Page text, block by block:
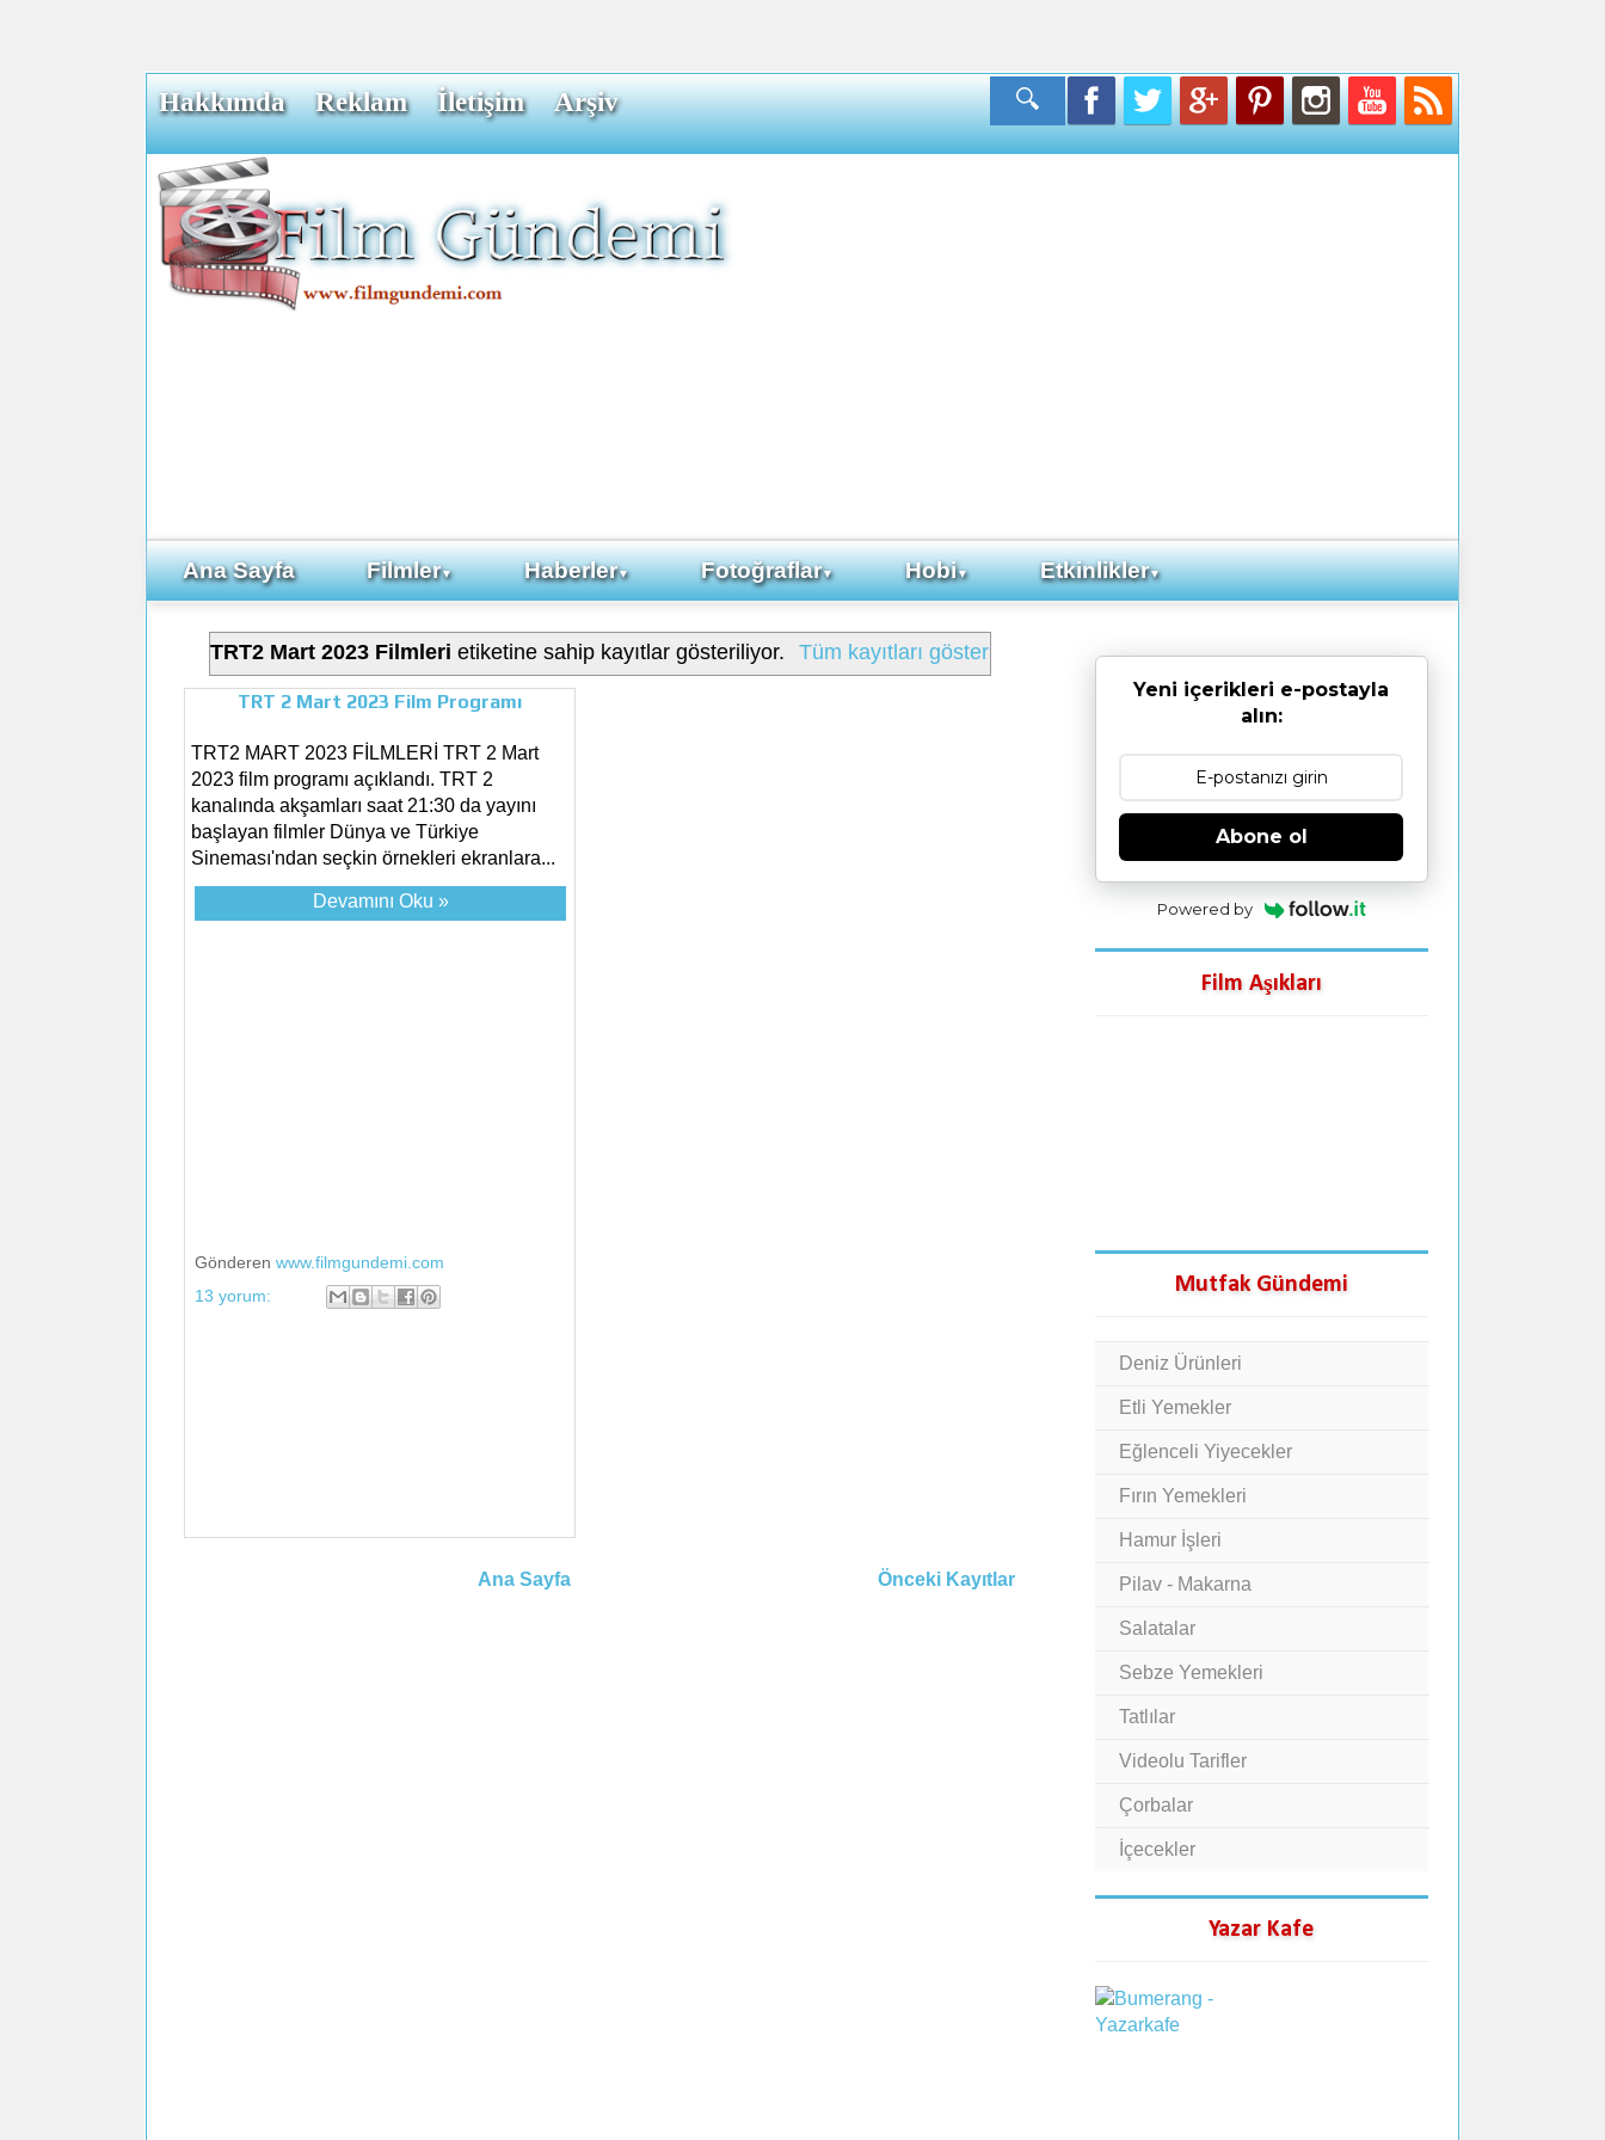
Hakkımda Reklam İletişim Arşiv
Ana Sayfa Filmler▼ Haberler▼ Fotoğraflar▼ Hobi▼ Etkinlikler▼
TRT2 Mart 2023 Filmleri etiketine sahip kayıtlar gösteriliyor. Tüm kayıtları göster
TRT 2 Mart 2023 Film Programı
TRT2 MART 2023 FİLMLERİ TRT 2 Mart
2023 film programı açıklandı. TRT 2
kanalında akşamları saat 21:30 da yayını
başlayan filmler Dünya ve Türkiye
Sineması'ndan seçkin örnekleri ekranlara...
Devamını Oku »
Gönderen www.filmgundemi.com
13 yorum:
Önceki Kayıtlar
Ana Sayfa
Yeni içerikleri e-postayla
alın:
Abone ol
Powered by
Film Aşıkları
Mutfak Gündemi
Deniz Ürünleri
Etli Yemekler
Eğlenceli Yiyecekler
Fırın Yemekleri
Hamur İşleri
Pilav - Makarna
Salatalar
Sebze Yemekleri
Tatlılar
Videolu Tarifler
Çorbalar
İçecekler
Yazar Kafe